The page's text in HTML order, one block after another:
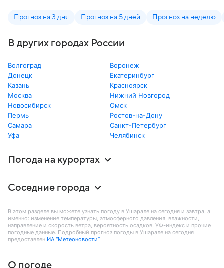
Прогноз на 3 дня Прогноз на 5 дней Прогноз на неделю
В других городах России
Волгоград
Воронеж
Донецк
Екатеринбург
Казань
Красноярск
Москва
Нижний Новгород
Новосибирск
Омск
Пермь
Ростов-на-Дону
Самара
Санкт-Петербург
Уфа
Челябинск
Погода на курортах
Соседние города
В этом разделе вы можете узнать погоду в Ушарале на сегодня и завтра, а
именно: изменение температуры, атмосферного давления, влажности,
направление и скорость ветра, вероятность осадков, УФ-индекс и прочие
погодные данные. Подробный прогноз погоды в Ушарале на сегодня
предоставлен ИА “Метеоновости”.
О погоде